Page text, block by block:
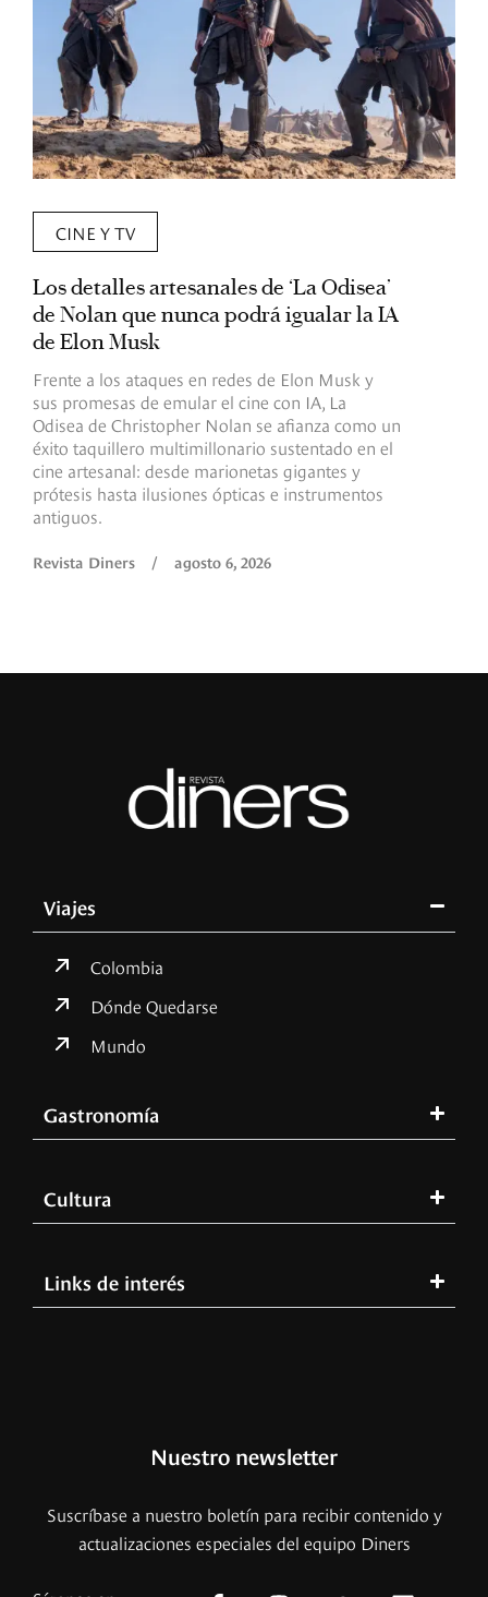
CINE Y TV
Los detalles artesanales de ‘La Odisea’
de Nolan que nunca podrá igualar la IA
de Elon Musk
Frente a los ataques en redes de Elon Musk y
sus promesas de emular el cine con IA, La
Odisea de Christopher Nolan se afianza como un
éxito taquillero multimillonario sustentado en el
cine artesanal: desde marionetas gigantes y
prótesis hasta ilusiones ópticas e instrumentos
antiguos.
Revista Diners / agosto 6, 2026
Viajes
Colombia
Dónde Quedarse
Mundo
Gastronomía
Cultura
Links de interés
Nuestro newsletter
Suscríbase a nuestro boletín para recibir contenido y
actualizaciones especiales del equipo Diners